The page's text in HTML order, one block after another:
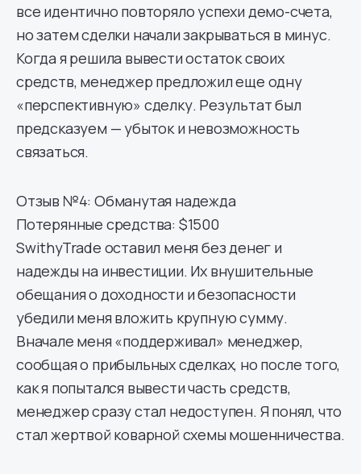
все идентично повторяло успехи демо-счета,
но затем сделки начали закрываться в минус.
Когда я решила вывести остаток своих
средств, менеджер предложил еще одну
«перспективную» сделку. Результат был
предсказуем — убыток и невозможность
связаться.
Отзыв №4: Обманутая надежда
Потерянные средства: $1500
SwithyTrade оставил меня без денег и
надежды на инвестиции. Их внушительные
обещания о доходности и безопасности
убедили меня вложить крупную сумму.
Вначале меня «поддерживал» менеджер,
сообщая о прибыльных сделках, но после того,
как я попытался вывести часть средств,
менеджер сразу стал недоступен. Я понял, что
стал жертвой коварной схемы мошенничества.